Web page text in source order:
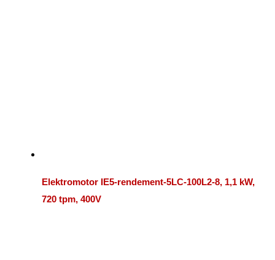
Elektromotor IE5-rendement-5LC-100L2-8, 1,1 kW,
720 tpm, 400V